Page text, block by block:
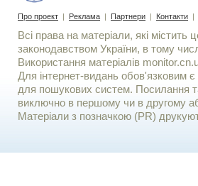
Про проект | Реклама | Партнери | Контакти |
Всі права на матеріали, які містить
законодавством України, в тому
Використання матерiалiв
Для iнтернет-видань обов'язковим є
для пошукових систем. Посилання
виключно в першому чи в другому
Матеріали з позначкою (PR)